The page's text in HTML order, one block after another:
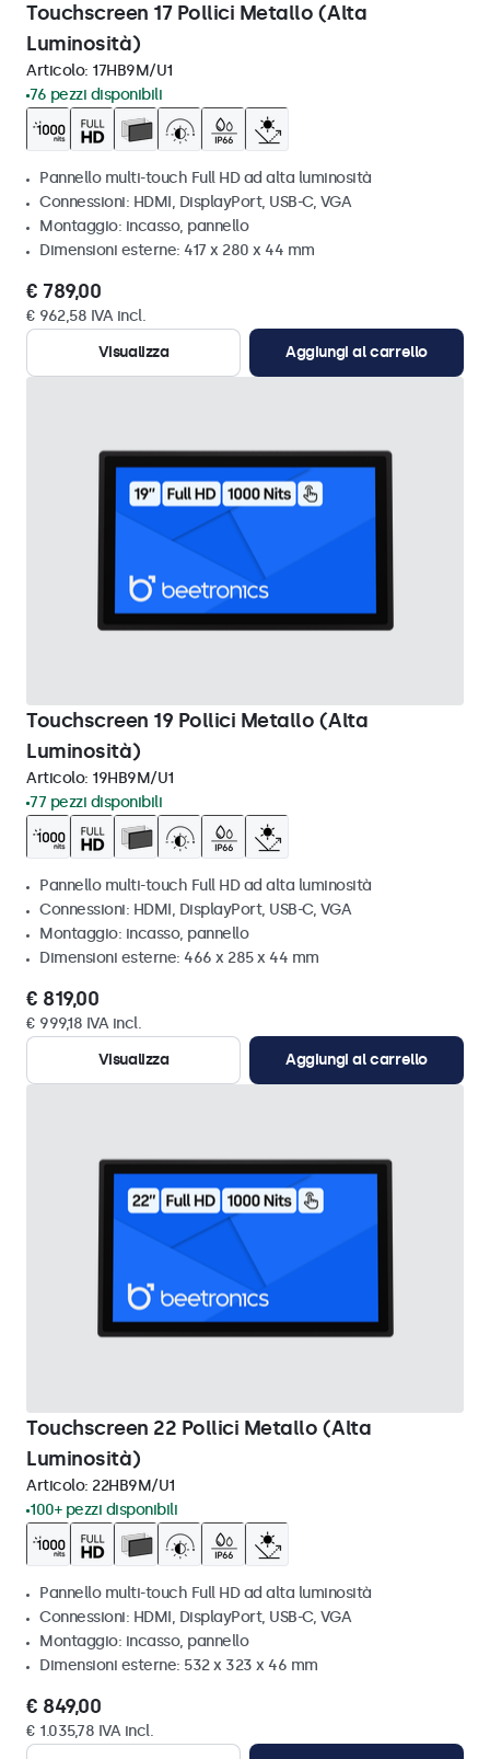
Touchscreen 17 Pollici Metallo (Alta
Luminosità)
Articolo: 17HB9M/U1
76 pezzi disponibili
Pannello multi-touch Full HD ad alta luminosità
Connessioni: HDMI, DisplayPort, USB-C, VGA
Montaggio: incasso, pannello
Dimensioni esterne: 417 x 280 x 44 mm
€ 789,00
€ 962,58 IVA incl.
Visualizza
Aggiungi al carrello
Touchscreen 19 Pollici Metallo (Alta
Luminosità)
Articolo: 19HB9M/U1
77 pezzi disponibili
Pannello multi-touch Full HD ad alta luminosità
Connessioni: HDMI, DisplayPort, USB-C, VGA
Montaggio: incasso, pannello
Dimensioni esterne: 466 x 285 x 44 mm
€ 819,00
€ 999,18 IVA incl.
Visualizza
Aggiungi al carrello
Touchscreen 22 Pollici Metallo (Alta
Luminosità)
Articolo: 22HB9M/U1
100+ pezzi disponibili
Pannello multi-touch Full HD ad alta luminosità
Connessioni: HDMI, DisplayPort, USB-C, VGA
Montaggio: incasso, pannello
Dimensioni esterne: 532 x 323 x 46 mm
€ 849,00
€ 1.035,78 IVA incl.